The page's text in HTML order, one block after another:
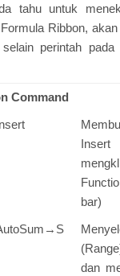
tahu untuk
Ribbon,
perintah
Command
Insert
bar)
dan